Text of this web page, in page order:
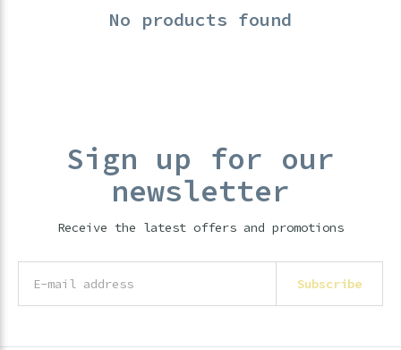
No products found
Sign up for our
newsletter
Receive the latest offers and promotions
Subscribe